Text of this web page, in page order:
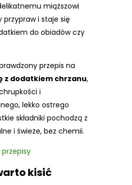
miąższowi
przypraw i staje się
do obiadów czy
przepis na
z dodatkiem chrzanu,
i
lekko ostrego
składniki pochodzą z
i świeże, bez chemii.
przepisy
kisić